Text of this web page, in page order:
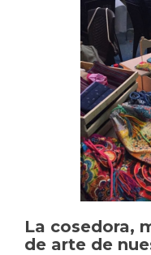
La cosedora,
de arte de